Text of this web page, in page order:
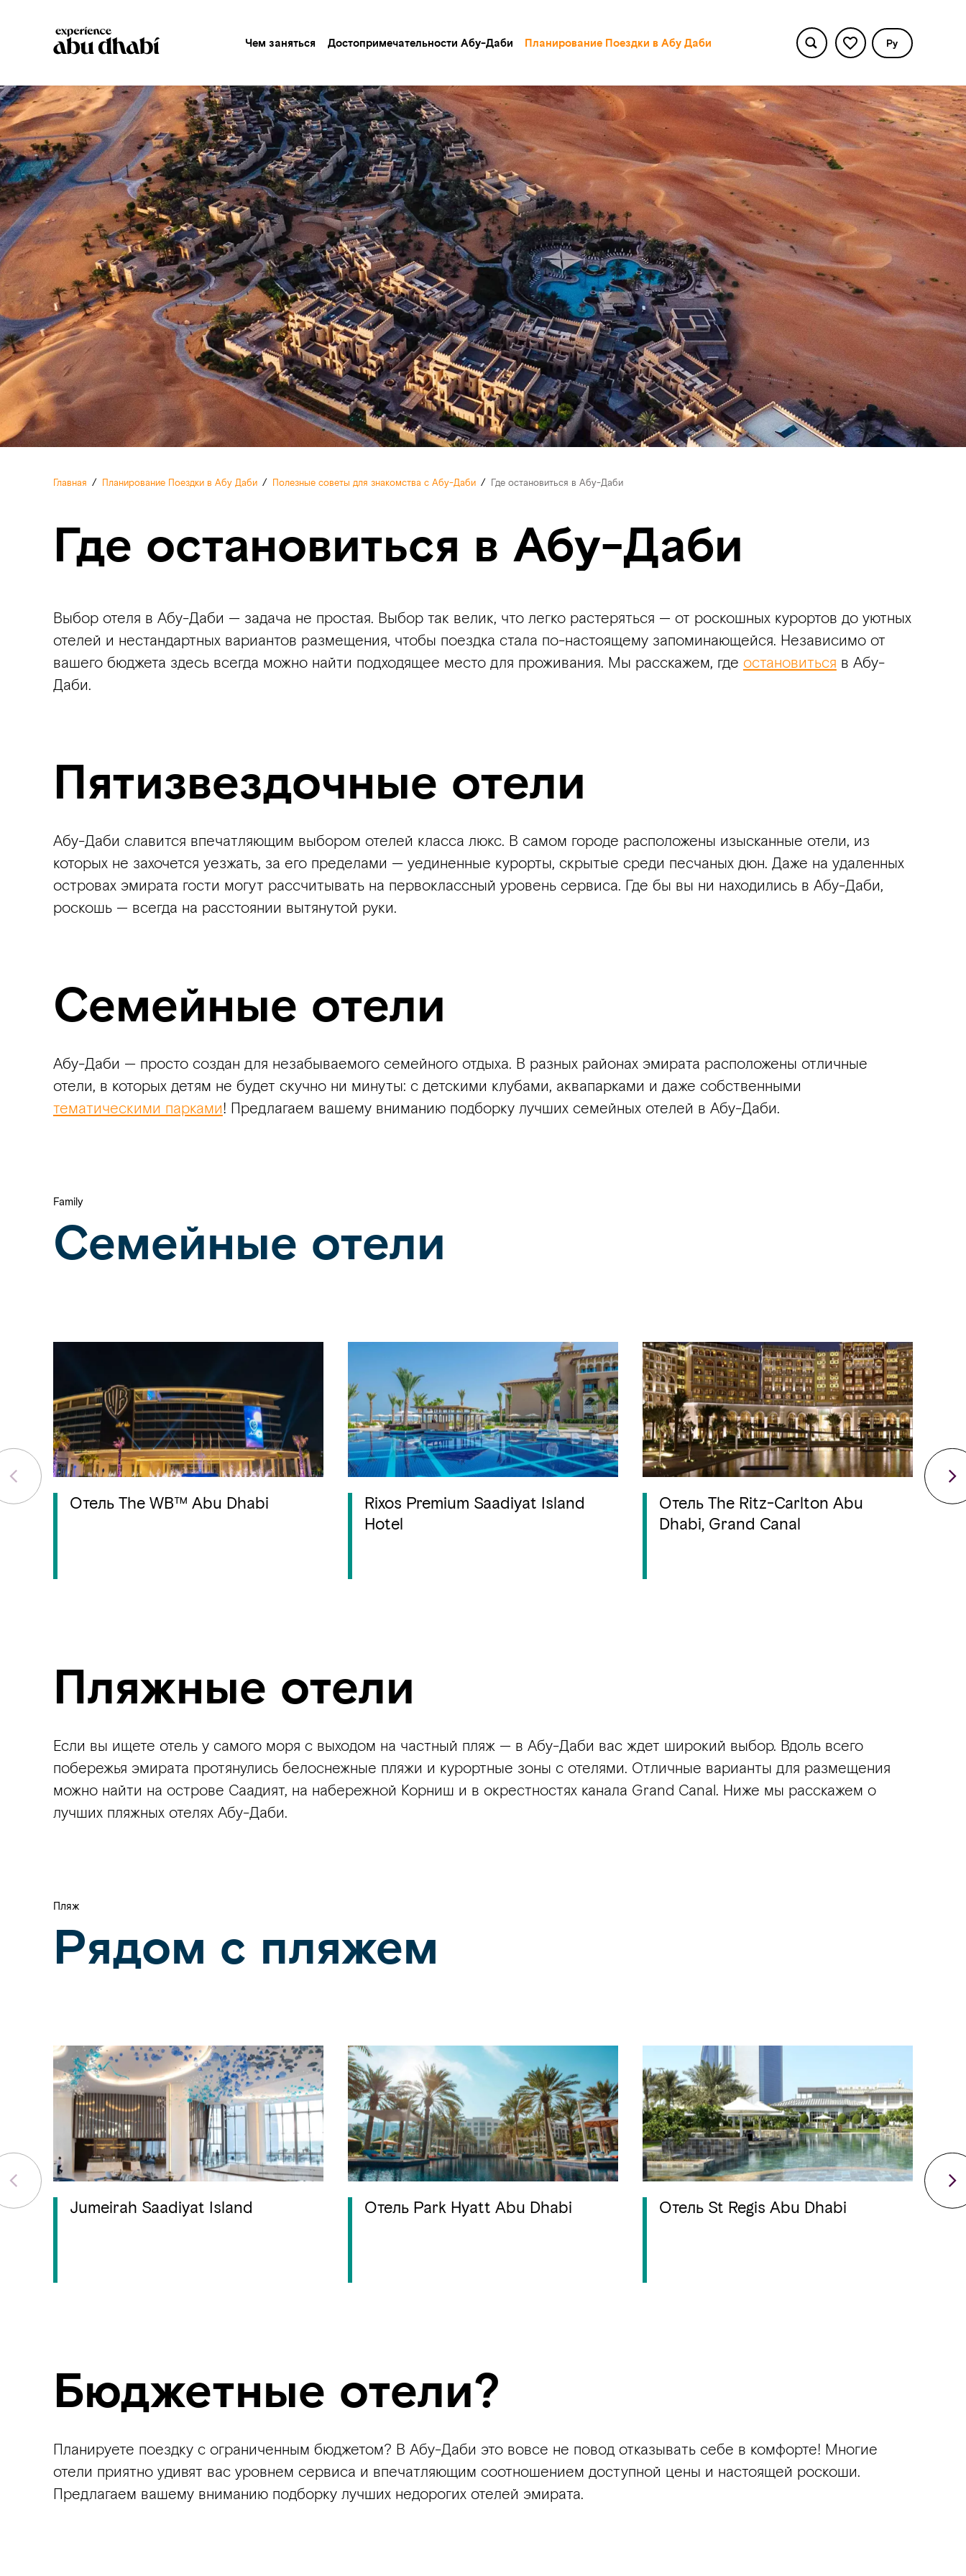
Чем заняться Достопримечательности Абу-Даби Планирование Поездки в Абу Даби Pу
Главная / Планирование Поездки в Абу Даби / Полезные советы для знакомства с Абу-Даби / Где остановиться в Абу-Даби
Где остановиться в Абу-Даби
Выбор отеля в Абу-Даби — задача не простая. Выбор так велик, что легко растеряться — от роскошных курортов до уютных
отелей и нестандартных вариантов размещения, чтобы поездка стала по-настоящему запоминающейся. Независимо от
вашего бюджета здесь всегда можно найти подходящее место для проживания. Мы расскажем, где остановиться в Абу-
Даби.
Пятизвездочные отели
Абу-Даби славится впечатляющим выбором отелей класса люкс. В самом городе расположены изысканные отели, из
которых не захочется уезжать, за его пределами — уединенные курорты, скрытые среди песчаных дюн. Даже на удаленных
островах эмирата гости могут рассчитывать на первоклассный уровень сервиса. Где бы вы ни находились в Абу-Даби,
роскошь — всегда на расстоянии вытянутой руки.
Семейные отели
Абу-Даби — просто создан для незабываемого семейного отдыха. В разных районах эмирата расположены отличные
отели, в которых детям не будет скучно ни минуты: с детскими клубами, аквапарками и даже собственными
тематическими парками! Предлагаем вашему вниманию подборку лучших семейных отелей в Абу-Даби.
Family
Семейные отели
Отель The WB™ Abu Dhabi
Rixos Premium Saadiyat Island
Hotel
Отель The Ritz-Carlton Abu
Dhabi, Grand Canal
Пляжные отели
Если вы ищете отель у самого моря с выходом на частный пляж — в Абу-Даби вас ждет широкий выбор. Вдоль всего
побережья эмирата протянулись белоснежные пляжи и курортные зоны с отелями. Отличные варианты для размещения
можно найти на острове Саадият, на набережной Корниш и в окрестностях канала Grand Canal. Ниже мы расскажем о
лучших пляжных отелях Абу-Даби.
Пляж
Рядом с пляжем
Jumeirah Saadiyat Island Отель Park Hyatt Abu Dhabi Отель St Regis Abu Dhabi
Бюджетные отели?
Планируете поездку с ограниченным бюджетом? В Абу-Даби это вовсе не повод отказывать себе в комфорте! Многие
отели приятно удивят вас уровнем сервиса и впечатляющим соотношением доступной цены и настоящей роскоши.
Предлагаем вашему вниманию подборку лучших недорогих отелей эмирата.